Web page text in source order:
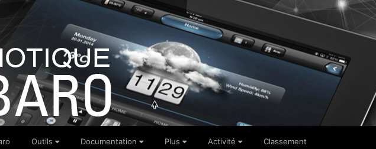
Outils Documentation Plus Activité Classement